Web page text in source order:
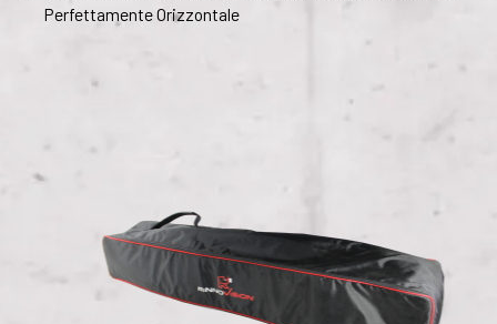
Perfettamente Orizzontale